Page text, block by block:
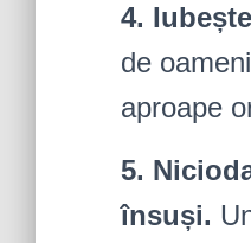
4.
de
aproape
5.
însuși.